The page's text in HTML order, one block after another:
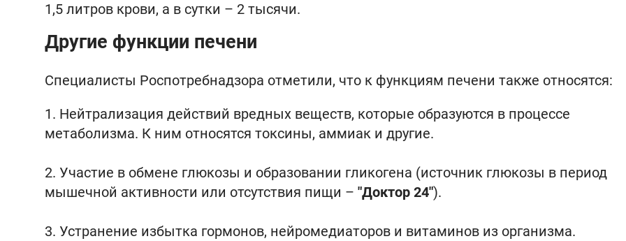
1,5 литров крови, а в сутки – 2 тысячи.
Другие функции печени
Специалисты Роспотребнадзора отметили, что к функциям печени также относятся:
Нейтрализация действий вредных веществ, которые образуются в процессе
метаболизма. К ним относятся токсины, аммиак и другие.
Участие в обмене глюкозы и образовании гликогена (источник глюкозы в период
мышечной активности или отсутствия пищи – "Доктор 24").
Устранение избытка гормонов, нейромедиаторов и витаминов из организма.